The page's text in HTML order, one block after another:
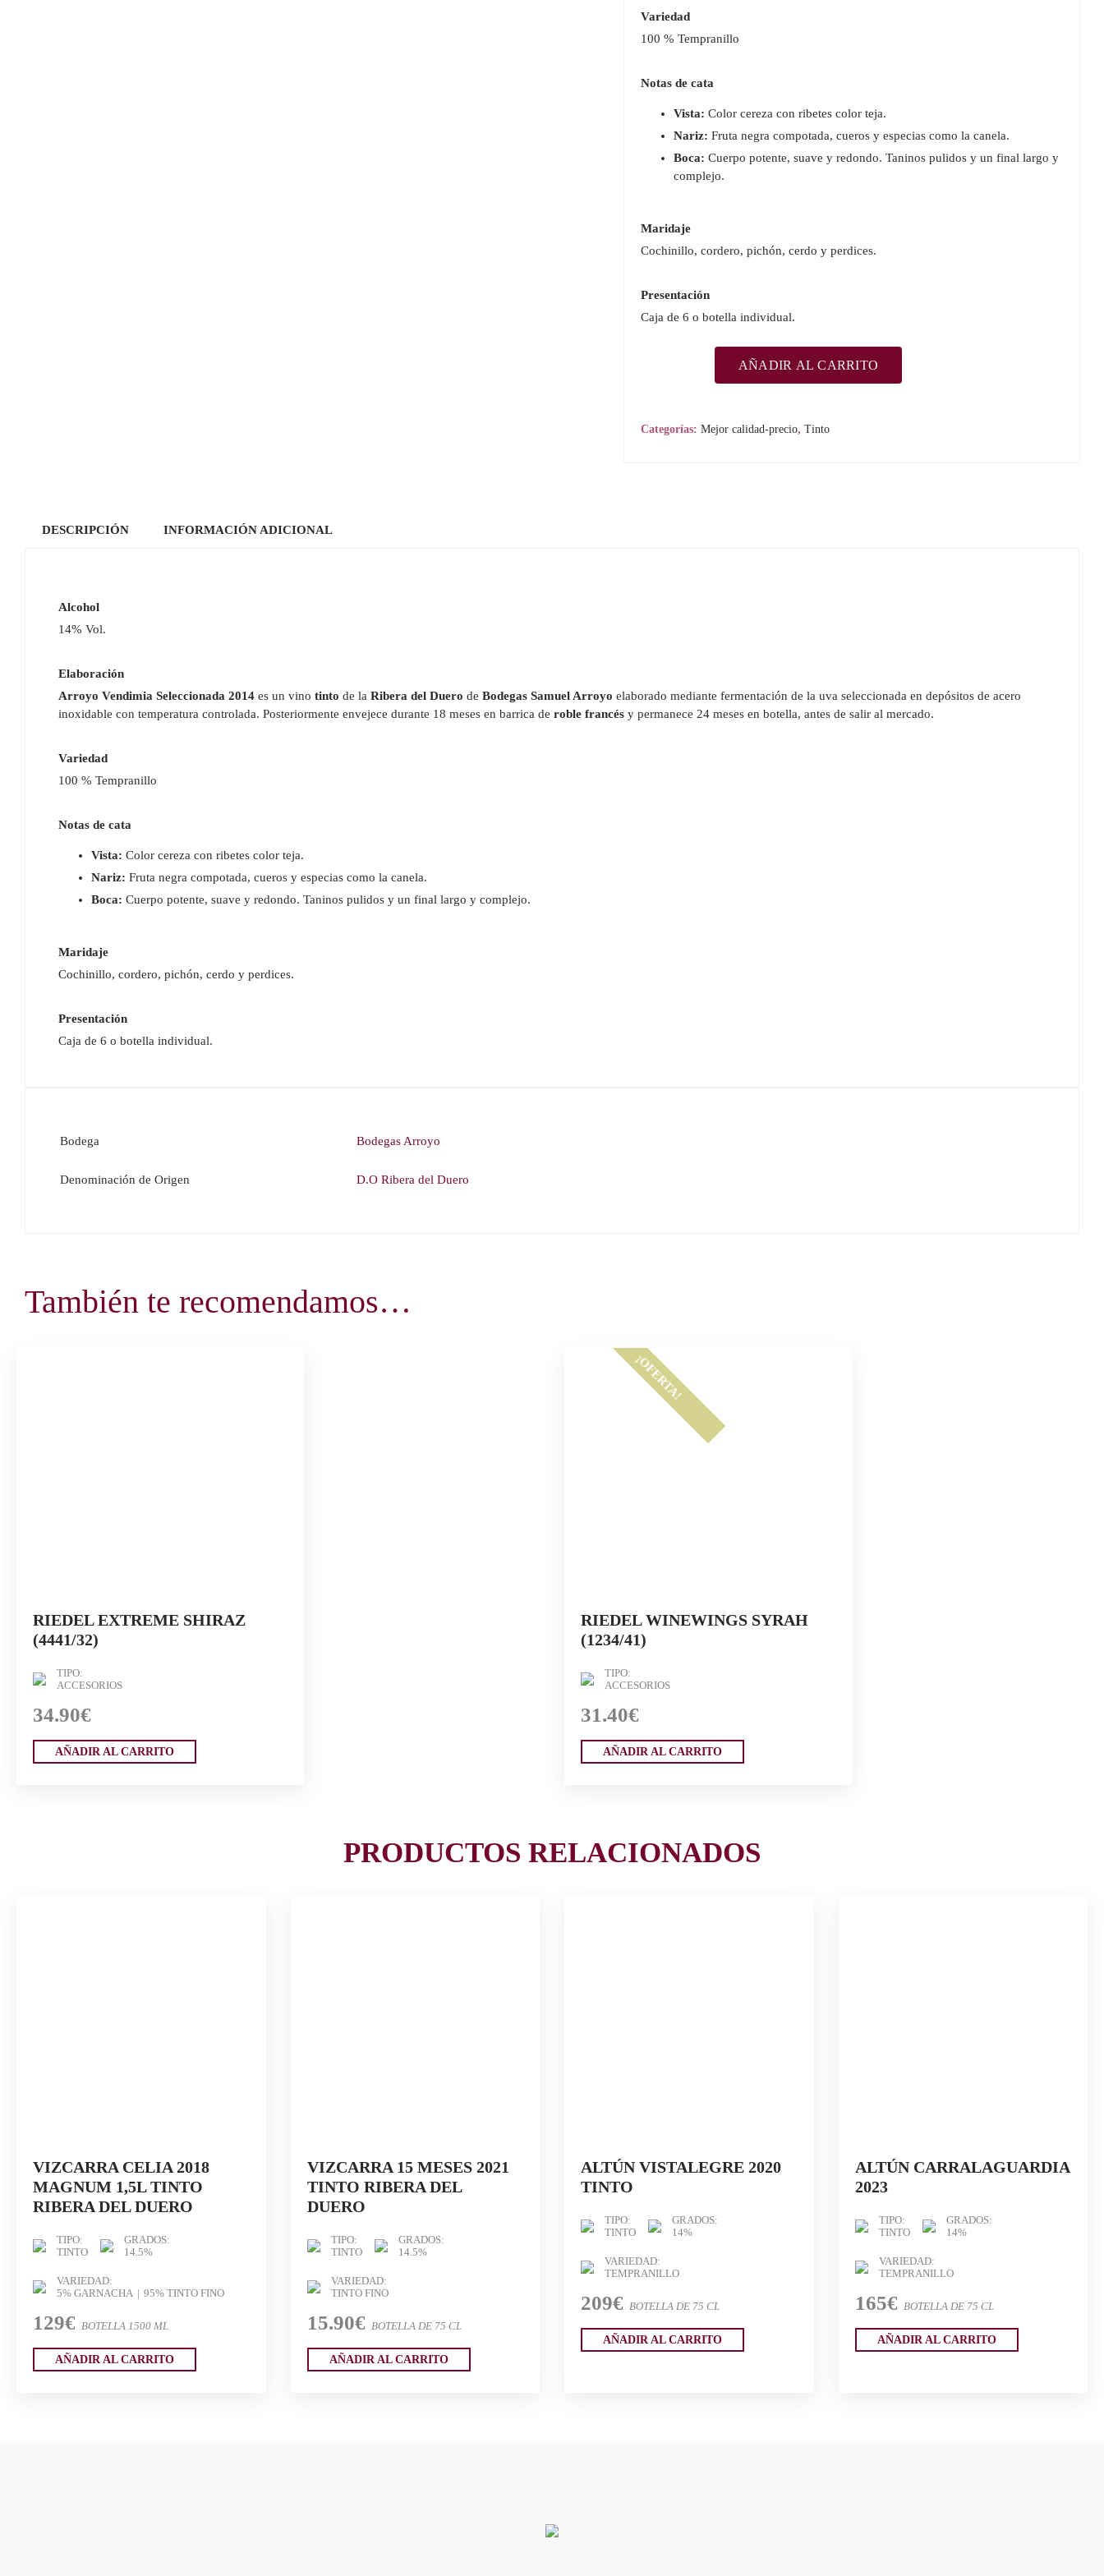
Variedad
100 % Tempranillo
Notas de cata
Vista: Color cereza con ribetes color teja.
Nariz: Fruta negra compotada, cueros y especias como la canela.
Boca: Cuerpo potente, suave y redondo. Taninos pulidos y un final largo y
complejo.
Maridaje
Cochinillo, cordero, pichón, cerdo y perdices.
Presentación
Caja de 6 o botella individual.
2014
AÑADIR AL CARRITO
Categorías: Mejor calidad-precio, Tinto
DESCRIPCIÓN INFORMACIÓN ADICIONAL
Alcohol
14% Vol.
Elaboración
Arroyo Vendimia Seleccionada 2014 es un vino tinto de la Ribera del Duero de Bodegas Samuel Arroyo elaborado mediante fermentación de la uva seleccionada en depósitos de acero
inoxidable con temperatura controlada. Posteriormente envejece durante 18 meses en barrica de roble francés y permanece 24 meses en botella, antes de salir al mercado.
Variedad
100 % Tempranillo
Notas de cata
Vista: Color cereza con ribetes color teja.
Nariz: Fruta negra compotada, cueros y especias como la canela.
Boca: Cuerpo potente, suave y redondo. Taninos pulidos y un final largo y complejo.
Maridaje
Cochinillo, cordero, pichón, cerdo y perdices.
Presentación
Caja de 6 o botella individual.
Bodega Bodegas Arroyo
Denominación de Origen D.O Ribera del Duero
También te recomendamos…
RIEDEL EXTREME SHIRAZ
(4441/32)
TIPO:
ACCESORIOS
34.90€
AÑADIR AL CARRITO
¡OFERTA!
RIEDEL WINEWINGS SYRAH
(1234/41)
TIPO:
ACCESORIOS
31.40€
AÑADIR AL CARRITO
PRODUCTOS RELACIONADOS
VIZCARRA CELIA 2018
MAGNUM 1,5L TINTO
RIBERA DEL DUERO
TIPO:
TINTO
GRADOS:
14.5%
VARIEDAD:
5% GARNACHA
95% TINTO FINO
129€ BOTELLA 1500 ML
AÑADIR AL CARRITO
VIZCARRA 15 MESES 2021
TINTO RIBERA DEL
DUERO
TIPO:
TINTO
GRADOS:
14.5%
VARIEDAD:
TINTO FINO
15.90€ BOTELLA DE 75 CL
AÑADIR AL CARRITO
ALTÚN VISTALEGRE 2020
TINTO
TIPO:
TINTO
GRADOS:
14%
VARIEDAD:
TEMPRANILLO
209€ BOTELLA DE 75 CL
AÑADIR AL CARRITO
ALTÚN CARRALAGUARDIA
2023
TIPO:
TINTO
GRADOS:
14%
VARIEDAD:
TEMPRANILLO
165€ BOTELLA DE 75 CL
AÑADIR AL CARRITO